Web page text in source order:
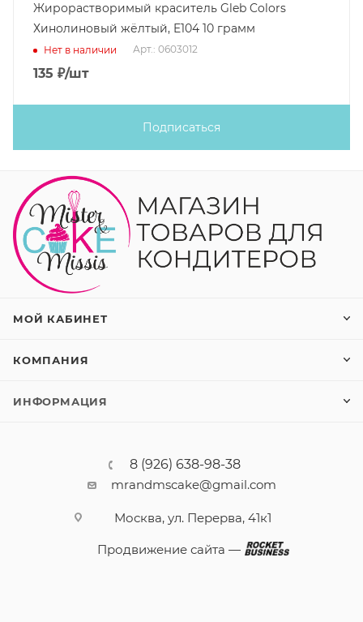
Жирорастворимый краситель Gleb Colors
Хинолиновый жёлтый, E104 10 грамм
Нет в наличии Арт.: 0603012
135 ₽/шт
Подписаться
МОЙ КАБИНЕТ
КОМПАНИЯ
ИНФОРМАЦИЯ
8 (926) 638-98-38
mrandmscake@gmail.com
Москва, ул. Перерва, 41к1
Продвижение сайта —